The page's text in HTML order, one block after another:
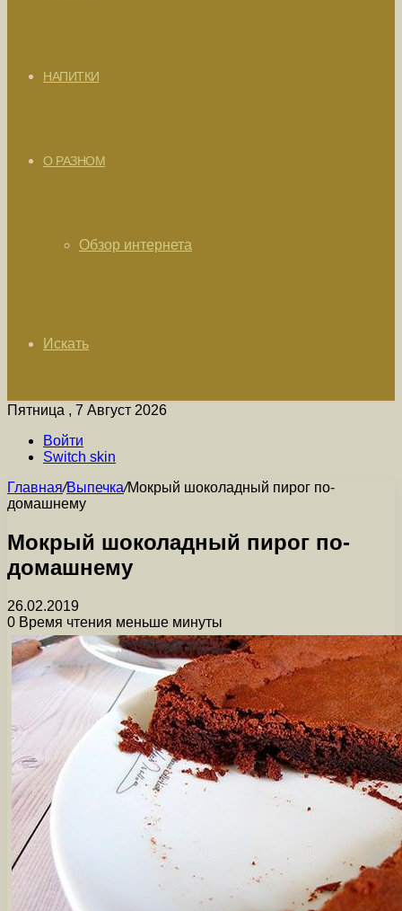
НАПИТКИ
О РАЗНОМ
Обзор интернета
Искать
Пятница , 7 Август 2026
Войти
Switch skin
Главная/Выпечка/Мокрый шоколадный пирог по-
домашнему
Мокрый шоколадный пирог по-
домашнему
26.02.2019
0 Время чтения меньше минуты